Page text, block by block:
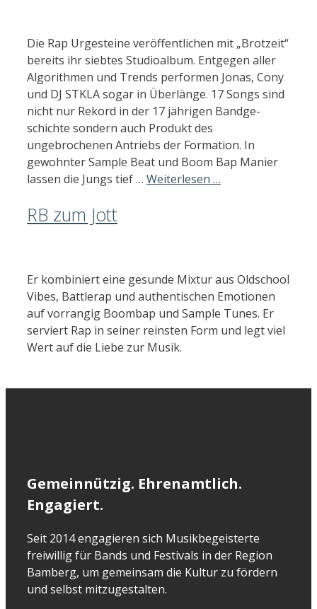
Die Rap Urgesteine veröffentlichen mit „Brotzeit“
bereits ihr siebtes Studioalbum. Entgegen aller
Algorithmen und Trends performen Jonas, Cony
und DJ STKLA sogar in Überlänge. 17 Songs sind
nicht nur Rekord in der 17 jährigen Bandge-
schichte sondern auch Produkt des
ungebrochenen Antriebs der Formation. In
gewohnter Sample Beat und Boom Bap Manier
lassen die Jungs tief … Weiterlesen …
RB zum Jott
Er kombiniert eine gesunde Mixtur aus Oldschool
Vibes, Battlerap und authentischen Emotionen
auf vorrangig Boombap und Sample Tunes. Er
serviert Rap in seiner reinsten Form und legt viel
Wert auf die Liebe zur Musik.
Gemeinnützig. Ehrenamtlich.
Engagiert.
Seit 2014 engagieren sich Musikbegeisterte
freiwillig für Bands und Festivals in der Region
Bamberg, um gemeinsam die Kultur zu fördern
und selbst mitzugestalten.